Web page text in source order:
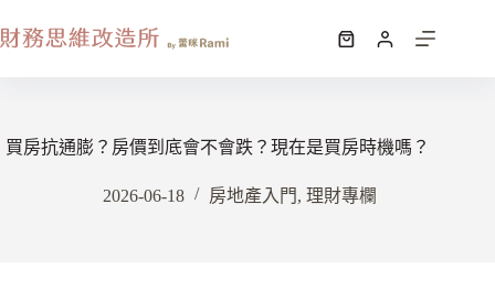
買房抗通膨？房價到底會不會跌？現在是買房時機嗎？
2026-06-18 房地產入門, 理財專欄